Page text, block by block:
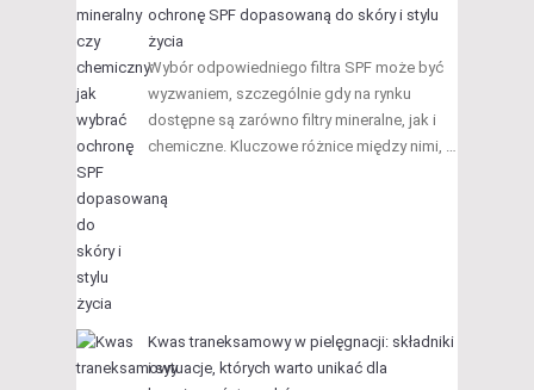
ochronę SPF dopasowaną do skóry i stylu
życia
Wybór odpowiedniego filtra SPF może być
wyzwaniem, szczególnie gdy na rynku
dostępne są zarówno filtry mineralne, jak i
chemiczne. Kluczowe różnice między nimi, …
Kwas traneksamowy w pielęgnacji: składniki
i sytuacje, których warto unikać dla